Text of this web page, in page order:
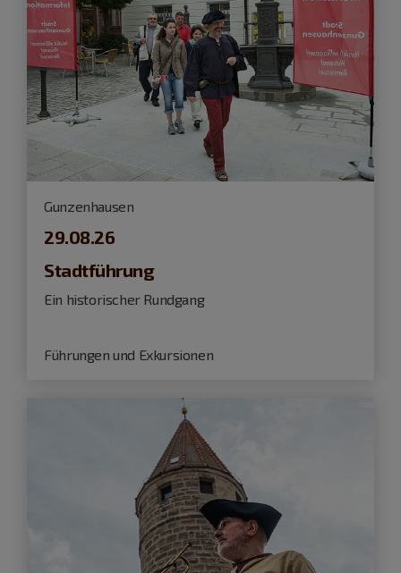
Gunzenhausen
29.08.26
Stadtführung
Ein historischer Rundgang
Führungen und Exkursionen